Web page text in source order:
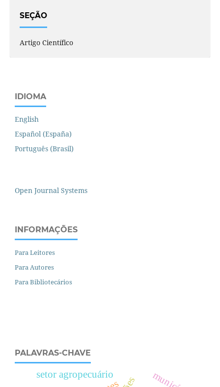
SEÇÃO
Artigo Científico
IDIOMA
English
Español (España)
Português (Brasil)
Open Journal Systems
INFORMAÇÕES
Para Leitores
Para Autores
Para Bibliotecários
PALAVRAS-CHAVE
setor agropecuário